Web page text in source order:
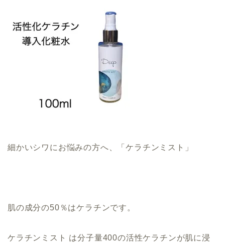
細かいシワにお悩みの方へ、「ケラチンミスト」
肌の成分の50％はケラチンです。
ケラチンミスト は分子量400の活性ケラチンが肌に浸